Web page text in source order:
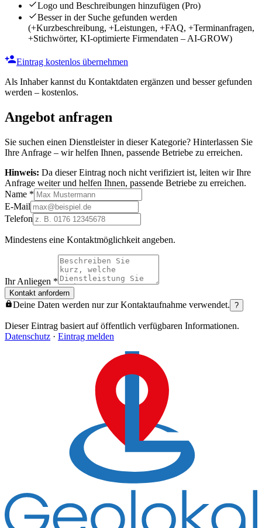
Logo und Beschreibungen hinzufügen (Pro)
Besser in der Suche gefunden werden
(+Kurzbeschreibung, +Leistungen, +FAQ, +Terminanfragen,
+Stichwörter, KI-optimierte Firmendaten – AI-GROW)
Eintrag kostenlos übernehmen
Als Inhaber kannst du Kontaktdaten ergänzen und besser gefunden
werden – kostenlos.
Angebot anfragen
Sie suchen einen Dienstleister in dieser Kategorie? Hinterlassen Sie
Ihre Anfrage – wir helfen Ihnen, passende Betriebe zu erreichen.
Hinweis: Da dieser Eintrag noch nicht verifiziert ist, leiten wir Ihre
Anfrage weiter und helfen Ihnen, passende Betriebe zu erreichen.
Name *
E-Mail
Telefon
Mindestens eine Kontaktmöglichkeit angeben.
Ihr Anliegen *
Kontakt anfordern
Deine Daten werden nur zur Kontaktaufnahme verwendet. ?
Dieser Eintrag basiert auf öffentlich verfügbaren Informationen.
Datenschutz · Eintrag melden